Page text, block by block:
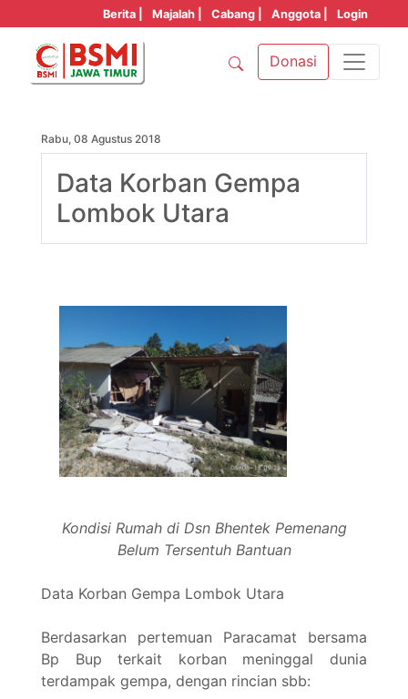
Berita | Majalah | Cabang | Anggota | Login
Donasi
Rabu, 08 Agustus 2018
Data Korban Gempa
Lombok Utara
Kondisi Rumah di Dsn Bhentek Pemenang
Belum Tersentuh Bantuan
Data Korban Gempa Lombok Utara
Berdasarkan pertemuan Paracamat bersama
Bp Bup terkait korban meninggal dunia
terdampak gempa, dengan rincian sbb: